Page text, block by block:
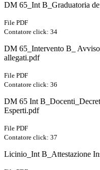
DM 65_Int B_Graduatoria
File PDF
Contatore click: 34
DM 65_Intervento B_
allegati.pdf
File PDF
Contatore click: 36
DM 65 Int
Esperti.pdf
File PDF
Contatore click: 37
Licinio_Int B_Attestazione